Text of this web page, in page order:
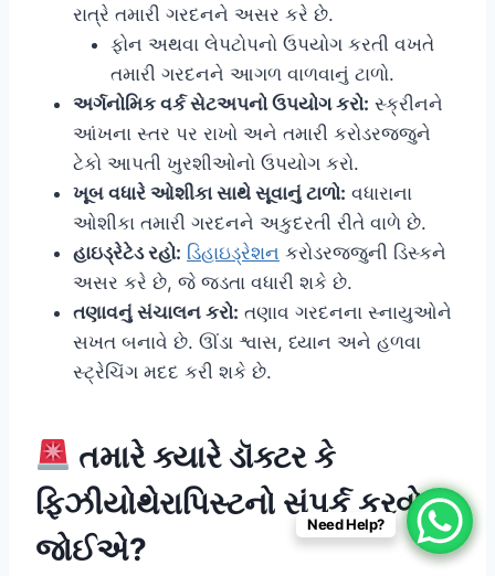
રાત્રે તમારી ગરદનને અસર કરે છે.
ફોન અથવા લેપટોપનો ઉપયોગ કરતી વખતે
તમારી ગરદનને આગળ વાળવાનું ટાળો.
અર્ગનોમિક વર્ક સેટઅપનો ઉપયોગ કરો: સ્ક્રીનને
આંખના સ્તર પર રાખો અને તમારી કરોડરજ્જુને
ટેકો આપતી ખુરશીઓનો ઉપયોગ કરો.
ખૂબ વધારે ઓશીકા સાથે સૂવાનું ટાળો: વધારાના
ઓશીકા તમારી ગરદનને અકુદરતી રીતે વાળે છે.
હાઇડ્રેટેડ રહો: ડિહાઇડ્રેશન કરોડરજ્જુની ડિસ્કને
અસર કરે છે, જે જડતા વધારી શકે છે.
તણાવનું સંચાલન કરો: તણાવ ગરદનના સ્નાયુઓને
સખત બનાવે છે. ઊંડા શ્વાસ, ધ્યાન અને હળવા
સ્ટ્રેચિંગ મદદ કરી શકે છે.
તમારે ક્યારે ડૉક્ટર કે
ફિઝીયોથેરાપિસ્ટનો સંપર્ક કરવો
જોઈએ?
Need Help?